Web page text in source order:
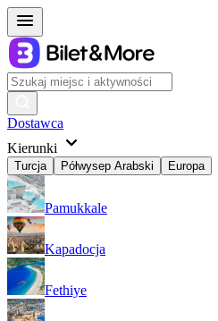
Dostawca
Kierunki
Turcja Półwysep Arabski Europa
Pamukkale
Kapadocja
Fethiye